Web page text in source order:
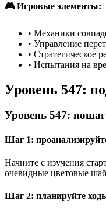
🎮 Игровые элементы:
• Механики
• Управление
• Стратегическое
• Испытания на
Уровень 547:
Уровень 547:
Шаг 1:
Начните с изучения
очевидные цветовые
Шаг 2: планируйте